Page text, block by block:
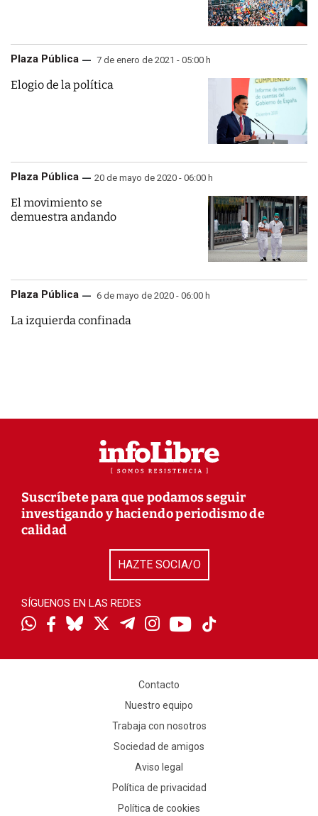
Plaza Pública 7 de enero de 2021 - 05:00 h
Elogio de la política
Plaza Pública 20 de mayo de 2020 - 06:00 h
El movimiento se
demuestra andando
Plaza Pública 6 de mayo de 2020 - 06:00 h
La izquierda confinada
Suscríbete para que podamos seguir
investigando y haciendo periodismo de
calidad
HAZTE SOCIA/O
SÍGUENOS EN LAS REDES
Contacto
Nuestro equipo
Trabaja con nosotros
Sociedad de amigos
Aviso legal
Política de privacidad
Política de cookies